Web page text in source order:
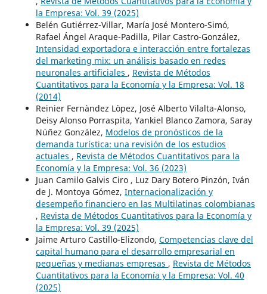
la Empresa: Vol. 39 (2025)
Belén Gutiérrez-Villar, María José Montero-Simó,
Rafael Ángel Araque-Padilla, Pilar Castro-González,
Intensidad exportadora e interacción entre fortalezas
del marketing mix: un análisis basado en redes
neuronales artificiales , Revista de Métodos
Cuantitativos para la Economía y la Empresa: Vol. 18
(2014)
Reinier Fernàndez Lòpez, José Alberto Vilalta-Alonso,
Deisy Alonso Porraspita, Yankiel Blanco Zamora, Saray
Núñez González, Modelos de pronósticos de la
demanda turística: una revisión de los estudios
actuales , Revista de Métodos Cuantitativos para la
Economía y la Empresa: Vol. 36 (2023)
Juan Camilo Galvis Ciro , Luz Dary Botero Pinzón, Iván
de J. Montoya Gómez, Internacionalización y
desempeño financiero en las Multilatinas colombianas
, Revista de Métodos Cuantitativos para la Economía y
la Empresa: Vol. 39 (2025)
Jaime Arturo Castillo-Elizondo, Competencias clave del
capital humano para el desarrollo empresarial en
pequeñas y medianas empresas , Revista de Métodos
Cuantitativos para la Economía y la Empresa: Vol. 40
(2025)